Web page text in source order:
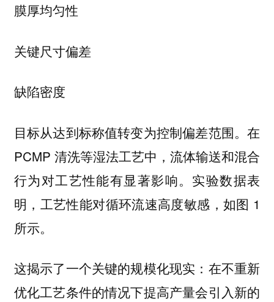
膜厚均匀性
关键尺寸偏差
缺陷密度
目标从达到标称值转变为控制偏差范围。在
PCMP 清洗等湿法工艺中，流体输送和混合
行为对工艺性能有显著影响。实验数据表
明，工艺性能对循环流速高度敏感，如图 1
所示。
这揭示了一个关键的规模化现实：在不重新
优化工艺条件的情况下提高产量会引入新的